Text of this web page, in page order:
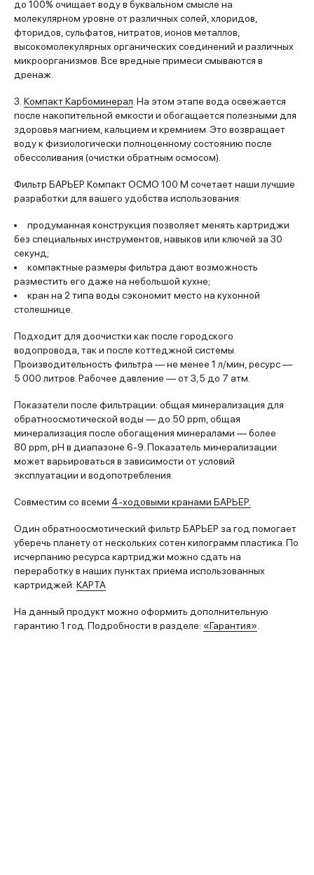
до 100% очищает воду в буквальном смысле на
молекулярном уровне от различных солей, хлоридов,
фторидов, сульфатов, нитратов, ионов металлов,
высокомолекулярных органических соединений и различных
микроорганизмов. Все вредные примеси смываются в
дренаж.
3. Компакт Карбоминерал . На этом этапе вода освежается
после накопительной емкости и обогащается полезными для
здоровья магнием, кальцием и кремнием. Это возвращает
воду к физиологически полноценному состоянию после
обессоливания (очистки обратным осмосом).
Фильтр БАРЬЕР Компакт ОСМО 100 M сочетает наши лучшие
разработки для вашего удобства использования:
продуманная конструкция позволяет менять картриджи
без специальных инструментов, навыков или ключей за 30
секунд;
компактные размеры фильтра дают возможность
разместить его даже на небольшой кухне;
кран на 2 типа воды сэкономит место на кухонной
столешнице.
Подходит для доочистки как после городского
водопровода, так и после коттеджной системы.
Производительность фильтра — не менее 1 л/мин, ресурс —
5 000 литров. Рабочее давление — от 3,5 до 7 атм.
Показатели после фильтрации: общая минерализация для
обратноосмотической воды — до 50 ppm, общая
минерализация после обогащения минералами — более
80 ppm, pH в диапазоне 6-9. Показатель минерализации
может варьироваться в зависимости от условий
эксплуатации и водопотребления.
Совместим со всеми 4-ходовыми кранами БАРЬЕР.
Один обратноосмотический фильтр БАРЬЕР за год помогает
уберечь планету от нескольких сотен килограмм пластика. По
исчерпанию ресурса картриджи можно сдать на
переработку в наших пунктах приема использованных
картриджей: КАРТА
На данный продукт можно оформить дополнительную
гарантию 1 год. Подробности в разделе: «Гарантия»